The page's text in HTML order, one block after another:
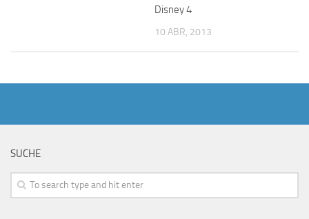
Disney 4
10 ABR, 2013
SUCHE